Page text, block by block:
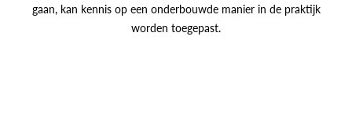
gaan, kan kennis op een onderbouwde manier in de praktijk
worden toegepast.